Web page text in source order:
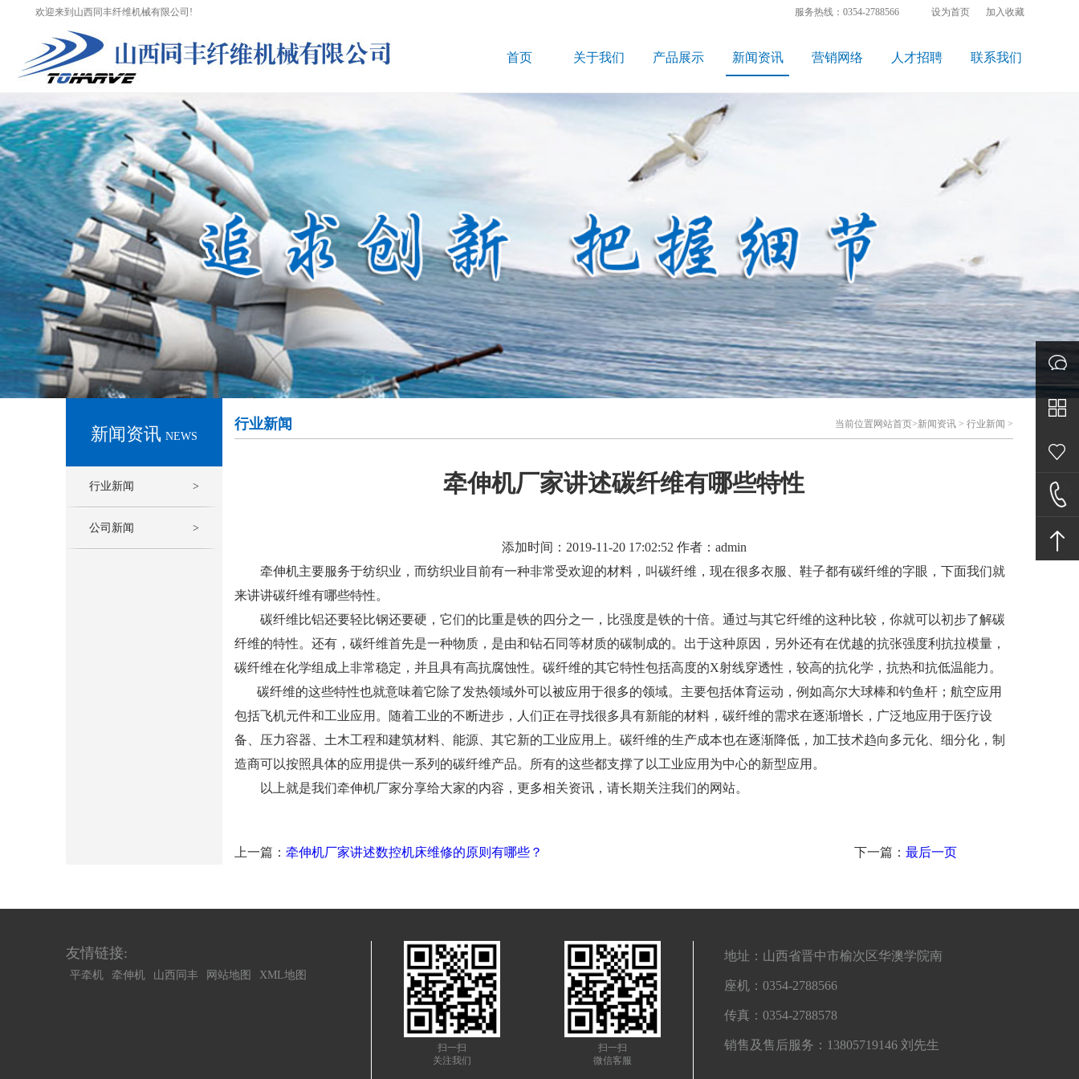
客服中
在线留
联系我
欢迎来到山西同丰纤维机械有限公司! 服务热线：0354-2788566 设为首页 加入收藏
首页 关于我们 产品展示 新闻资讯 营销网络 人才招聘 联系我们
新闻资讯 NEWS
行业新闻 >
公司新闻 >
行业新闻 当前位置 网站首页>新闻资讯 > 行业新闻 >
牵伸机厂家讲述碳纤维有哪些特性
添加时间：2019-11-20 17:02:52 作者：admin
牵伸机主要服务于纺织业，而纺织业目前有一种非常受欢迎的材料，叫碳纤维，现在很多衣服、鞋子都有碳纤维的字眼，下面我们就
来讲讲碳纤维有哪些特性。
碳纤维比铝还要轻比钢还要硬，它们的比重是铁的四分之一，比强度是铁的十倍。通过与其它纤维的这种比较，你就可以初步了解碳
纤维的特性。还有，碳纤维首先是一种物质，是由和钻石同等材质的碳制成的。出于这种原因，另外还有在优越的抗张强度利抗拉模量，
碳纤维在化学组成上非常稳定，并且具有高抗腐蚀性。碳纤维的其它特性包括高度的X射线穿透性，较高的抗化学，抗热和抗低温能力。
碳纤维的这些特性也就意味着它除了发热领域外可以被应用于很多的领域。主要包括体育运动，例如高尔大球棒和钓鱼杆；航空应用
包括飞机元件和工业应用。随着工业的不断进步，人们正在寻找很多具有新能的材料，碳纤维的需求在逐渐增长，广泛地应用于医疗设
备、压力容器、土木工程和建筑材料、能源、其它新的工业应用上。碳纤维的生产成本也在逐渐降低，加工技术趋向多元化、细分化，制
造商可以按照具体的应用提供一系列的碳纤维产品。所有的这些都支撑了以工业应用为中心的新型应用。
以上就是我们牵伸机厂家分享给大家的内容，更多相关资讯，请长期关注我们的网站。
上一篇： 牵伸机厂家讲述数控机床维修的原则有哪些？ 下一篇： 最后一页
友情链接:
平牵机 牵伸机 山西同丰 网站地图 XML地图
扫一扫
关注我们
扫一扫
微信客服
地址：山西省晋中市榆次区华澳学院南
座机：0354-2788566
传真：0354-2788578
销售及售后服务：13805719146 刘先生